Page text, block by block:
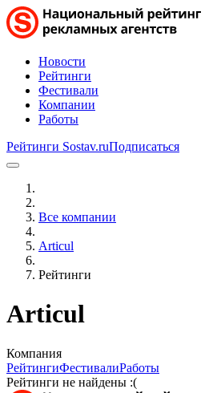
Новости
Рейтинги
Фестивали
Компании
Работы
Рейтинги Sostav.ruПодписаться
Все компании
Articul
Рейтинги
Articul
Компания
РейтингиФестивалиРаботы
Рейтинги не найдены :(